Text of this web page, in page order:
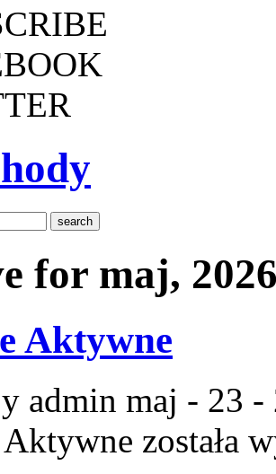
for maj,
Aktywne
admin maj - 23 -
Aktywne została